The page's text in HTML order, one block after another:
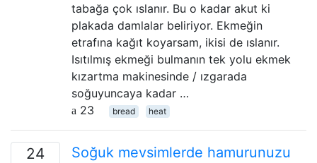
tabağa çok ıslanır. Bu o kadar akut ki
plakada damlalar beliriyor. Ekmeğin
etrafına kağıt koyarsam, ikisi de ıslanır.
Isıtılmış ekmeği bulmanın tek yolu ekmek
kızartma makinesinde / ızgarada
soğuyuncaya kadar …
23
bread heat
24
Soğuk mevsimlerde hamurunuzu